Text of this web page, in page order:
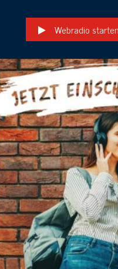
Webradio starten